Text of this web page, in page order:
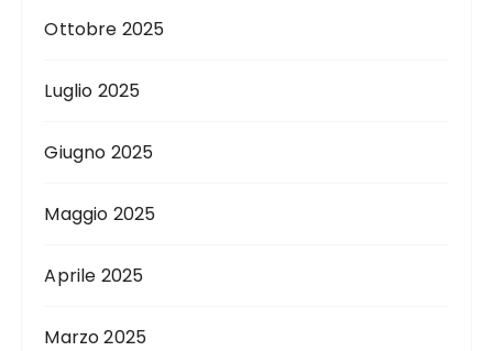
Ottobre 2025
Luglio 2025
Giugno 2025
Maggio 2025
Aprile 2025
Marzo 2025